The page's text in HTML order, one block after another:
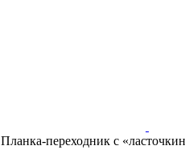
Планка-переходник с